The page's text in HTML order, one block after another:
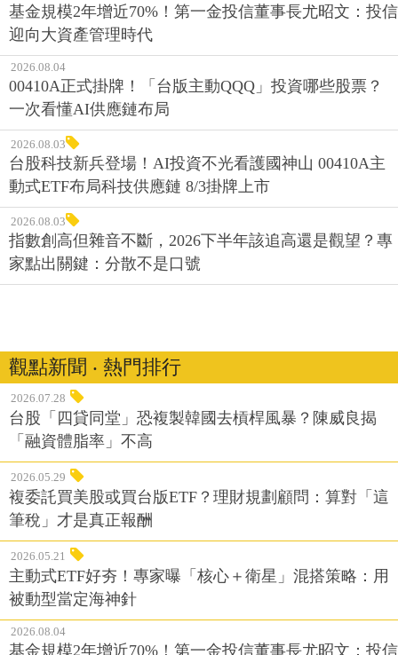
基金規模2年增近70%！第一金投信董事長尤昭文：投信
迎向大資產管理時代
2026.08.04
00410A正式掛牌！「台版主動QQQ」投資哪些股票？
一次看懂AI供應鏈布局
2026.08.03
台股科技新兵登場！AI投資不光看護國神山 00410A主
動式ETF布局科技供應鏈 8/3掛牌上市
2026.08.03
指數創高但雜音不斷，2026下半年該追高還是觀望？專
家點出關鍵：分散不是口號
觀點新聞 ‧ 熱門排行
2026.07.28
台股「四貸同堂」恐複製韓國去槓桿風暴？陳威良揭
「融資體脂率」不高
2026.05.29
複委託買美股或買台版ETF？理財規劃顧問：算對「這
筆稅」才是真正報酬
2026.05.21
主動式ETF好夯！專家曝「核心＋衛星」混搭策略：用
被動型當定海神針
2026.08.04
基金規模2年增近70%！第一金投信董事長尤昭文：投信